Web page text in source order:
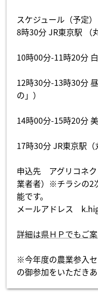
スケジュール（予定）
8時30分 JR東京駅 （
10時00分-11時20分
12時30分-13時30分
の」）
14時00分-15時20分
17時30分 JR東京駅
申込先​ アグリコネ
業者者）※チラシの2
能です。
メールアドレス
詳細は県ＨＰでもご案
※今年度の農業参入
の御参加をいただき